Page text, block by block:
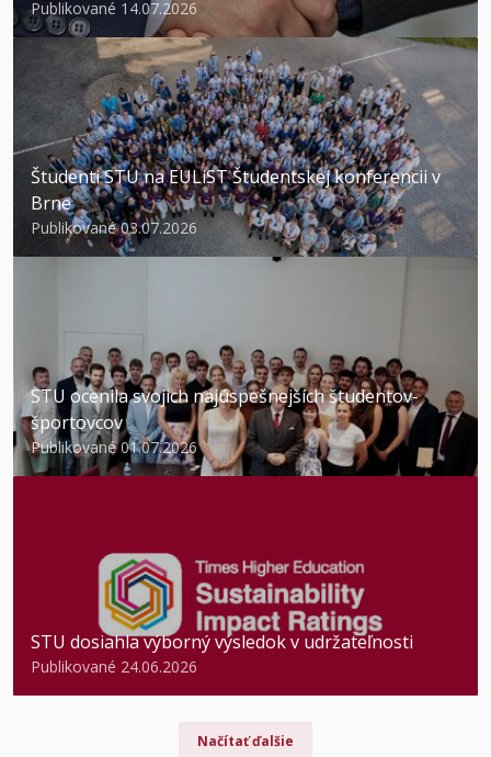
Publikované 14.07.2026
Študenti STU na EULiST Študentskej konferencii v
Brne
Publikované 03.07.2026
STU ocenila svojich najúspešnejších študentov-
športovcov
Publikované 01.07.2026
STU dosiahla výborný výsledok v udržateľnosti
Publikované 24.06.2026
Načítať ďalšie